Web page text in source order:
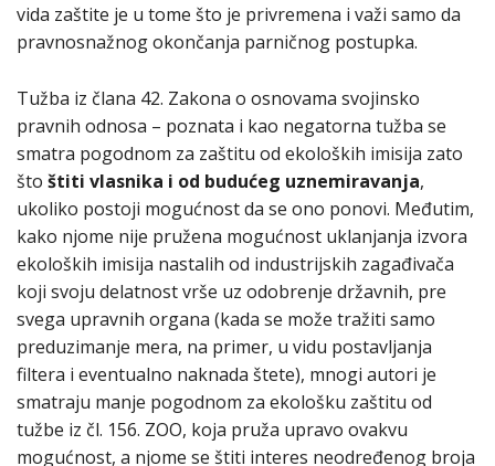
vida zaštite je u tome što je privremena i važi samo da
pravnosnažnog okončanja parničnog postupka.
Tužba iz člana 42. Zakona o osnovama svojinsko
pravnih odnosa – poznata i kao negatorna tužba se
smatra pogodnom za zaštitu od ekoloških imisija zato
što štiti vlasnika i od budućeg uznemiravanja,
ukoliko postoji mogućnost da se ono ponovi. Međutim,
kako njome nije pružena mogućnost uklanjanja izvora
ekoloških imisija nastalih od industrijskih zagađivača
koji svoju delatnost vrše uz odobrenje državnih, pre
svega upravnih organa (kada se može tražiti samo
preduzimanje mera, na primer, u vidu postavljanja
filtera i eventualno naknada štete), mnogi autori je
smatraju manje pogodnom za ekološku zaštitu od
tužbe iz čl. 156. ZOO, koja pruža upravo ovakvu
mogućnost, a njome se štiti interes neodređenog broja